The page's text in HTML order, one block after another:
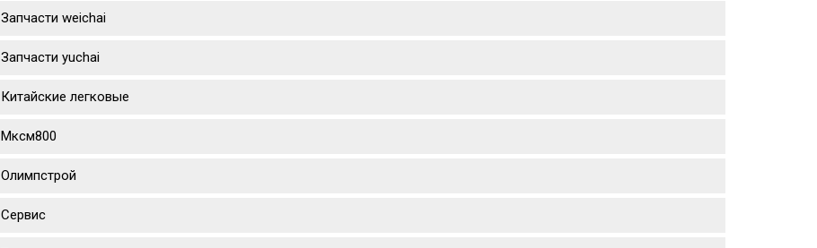
Запчасти weichai
Запчасти yuchai
Китайские легковые
Мксм800
Олимпстрой
Сервис